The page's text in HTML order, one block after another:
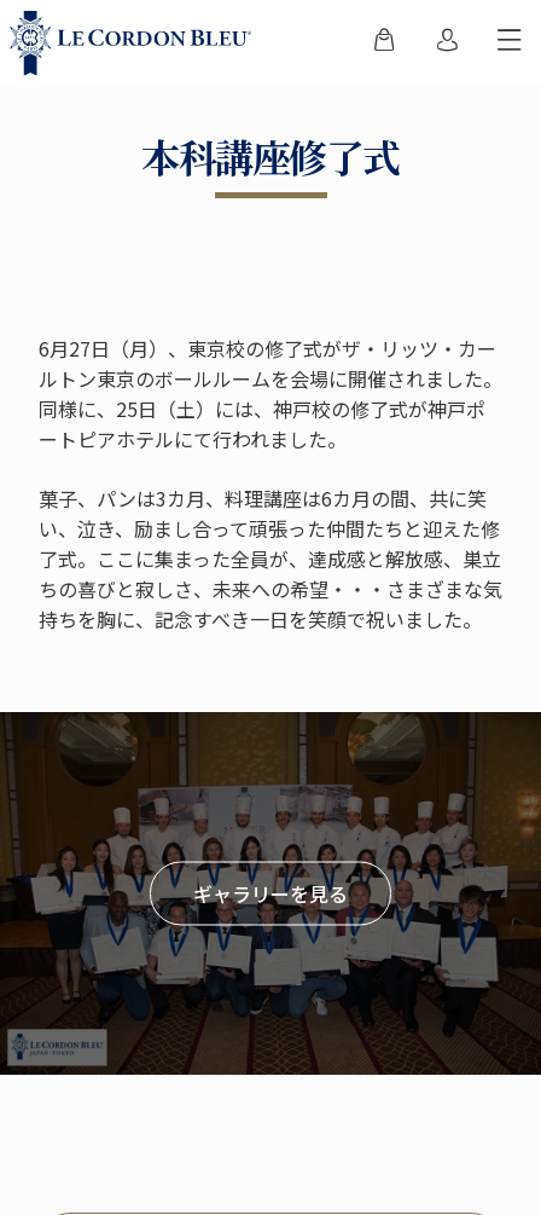
本科講座修了式
6月27日（月）、東京校の修了式がザ・リッツ・カー
ルトン東京のボールルームを会場に開催されました。
同様に、25日（土）には、神戸校の修了式が神戸ポ
ートピアホテルにて行われました。
菓子、パンは3カ月、料理講座は6カ月の間、共に笑
い、泣き、励まし合って頑張った仲間たちと迎えた修
了式。ここに集まった全員が、達成感と解放感、巣立
ちの喜びと寂しさ、未来への希望・・・さまざまな気
持ちを胸に、記念すべき一日を笑顔で祝いました。
ギャラリーを見る